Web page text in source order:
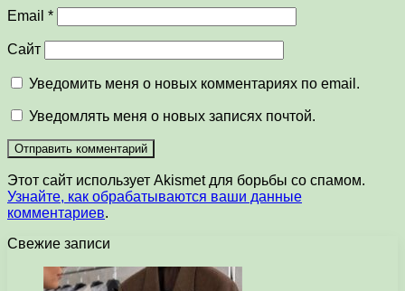
Email *
Сайт
Уведомить меня о новых комментариях по email.
Уведомлять меня о новых записях почтой.
Этот сайт использует Akismet для борьбы со спамом.
Узнайте, как обрабатываются ваши данные
комментариев.
Свежие записи